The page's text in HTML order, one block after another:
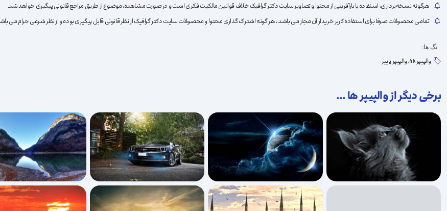
مندی
هرگونه نسخه‌برداری، استفاده یا بازآفرینی از محتوا و تصاویر سایت دکتر گرافیک خلاف قوانین مالکیت فکری است و در صورت مشاهده، موضوع از طریق مراجع قانونی پیگیری خواهد شد.
تمامی محصولات صرفا برای استفاده کاربر خریدار آن مجاز می باشد ، هر گونه اشتراک گذاری محتوا و محصولات سایت دکتر گرافیک از نظر قانونی قابل پیگیری بوده و از نظر شرعی حرام می
تگ ها:
والپیپر 4k ,والپیپر پاییز
برخی دیگر از والپیپر ها ...